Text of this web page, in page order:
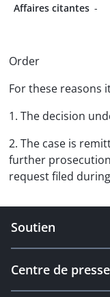
Affaires citantes -
Order
For these reasons
1. The decision
2. The case is
further
request filed
Soutien
Centre de presse